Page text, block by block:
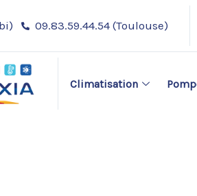
09.83.59.44.54 (Toulouse)
Climatisation